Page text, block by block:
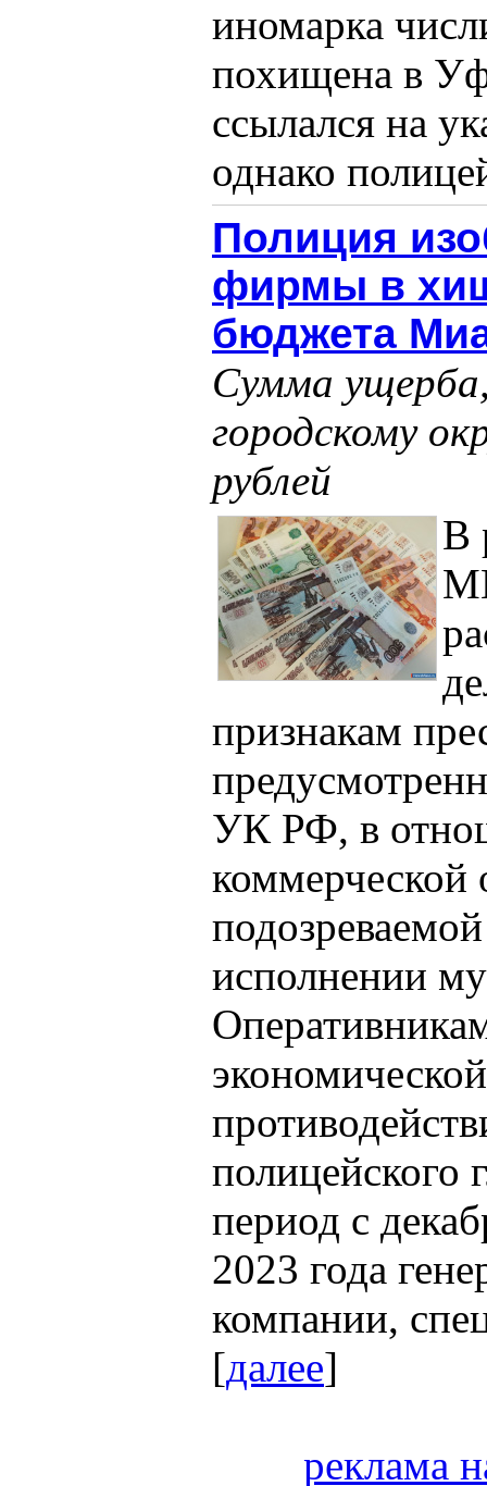
иномарка
похищена в
ссылался на
однако
Полиция
фирмы в
бюджета
Сумма
городскому
рублей
В
признакам
УК РФ, в
коммерческой
исполнении
полицейского
период с
2023 года
компании,
[далее]
реклама